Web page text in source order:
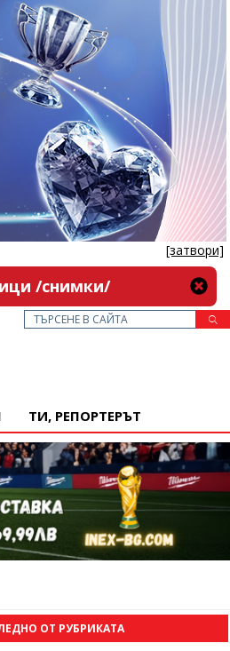
[затвори]
/снимки/
ТИ, РЕПОРТЕРЪТ
ОТ РУБРИКАТА